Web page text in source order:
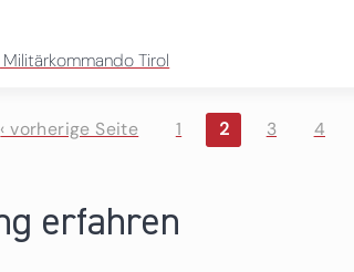
Tirol
‹ vorherige Seite 1 2 3 4
erfahren